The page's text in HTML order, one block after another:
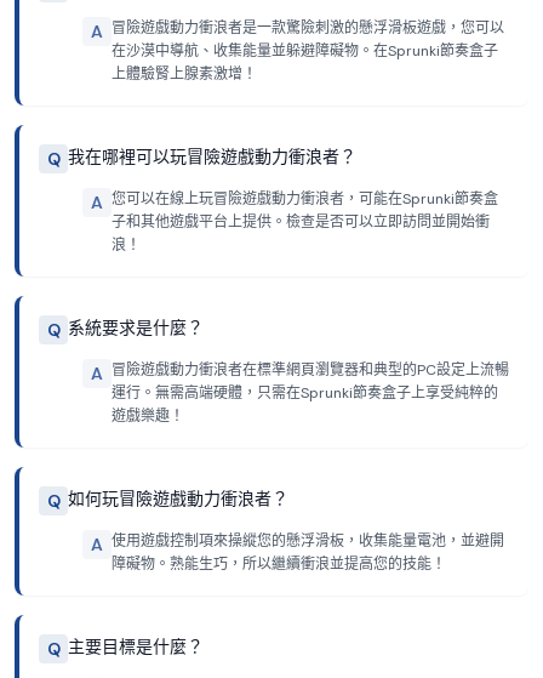
A 冒險遊戲動力衝浪者是一款驚險刺激的懸浮滑板遊戲，您可以
在沙漠中導航、收集能量並躲避障礙物。在Sprunki節奏盒子
上體驗腎上腺素激增！
Q 我在哪裡可以玩冒險遊戲動力衝浪者？
A 您可以在線上玩冒險遊戲動力衝浪者，可能在Sprunki節奏盒
子和其他遊戲平台上提供。檢查是否可以立即訪問並開始衝
浪！
Q 系統要求是什麼？
A 冒險遊戲動力衝浪者在標準網頁瀏覽器和典型的PC設定上流暢
運行。無需高端硬體，只需在Sprunki節奏盒子上享受純粹的
遊戲樂趣！
Q 如何玩冒險遊戲動力衝浪者？
A 使用遊戲控制項來操縱您的懸浮滑板，收集能量電池，並避開
障礙物。熟能生巧，所以繼續衝浪並提高您的技能！
Q 主要目標是什麼？